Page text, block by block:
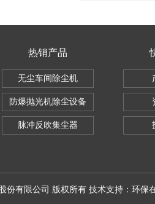
热销产品
无尘车间除尘机
防爆抛光机除尘设备
脉冲反吹集尘器
份有限公司 版权所有 技术支持： 环保